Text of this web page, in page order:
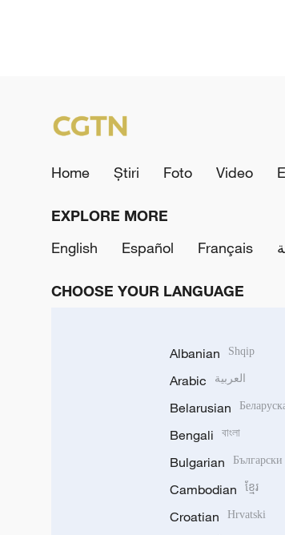
Home Știri Foto Video
EXPLORE MORE
English
Español Français
CHOOSE YOUR LANGUAGE
Albanian Shqip
Arabic العربية
Belarusian
Bengali বাংলা
Bulgarian Български
Cambodian ខ្មែរ
Croatian Hrvatski